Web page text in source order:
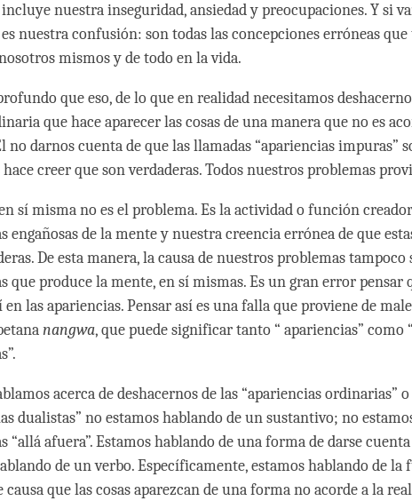
nuestra inseguridad, ansiedad y preocupaciones. Y si
nuestra confusión: son todas las concepciones erróneas que
mismos y de todo en la vida.
que eso, de lo que en realidad necesitamos
que hace aparecer las cosas de una manera que no es
no darnos cuenta de que las llamadas “apariencias impuras”
hace creer que son verdaderas. Todos nuestros problemas
sí misma no es el problema. Es la actividad o función
engañosas de la mente y nuestra creencia errónea de que
De esta manera, la causa de nuestros problemas tampoco
que produce la mente, en sí mismas. Es un gran error pensar
en las apariencias. Pensar así es una falla que proviene de
nangwa, que puede significar tanto “ apariencias” como
acerca de deshacernos de las “apariencias ordinarias” o
dualistas” no estamos hablando de un sustantivo; no
“allá afuera”. Estamos hablando de una forma de darse
de un verbo. Específicamente, estamos hablando de la
que las cosas aparezcan de una forma no acorde a la